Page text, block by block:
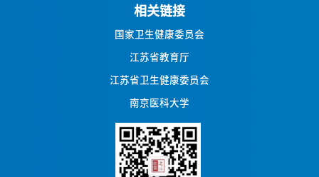
相关链接
国家卫生健康委员会
江苏省教育厅
江苏省卫生健康委员会
南京医科大学